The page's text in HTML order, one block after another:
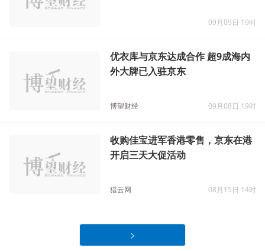
09月09日 19时
优衣库与京东达成合作 超9成海内
外大牌已入驻京东
博望财经 09月08日 19时
收购佳宝进军香港零售，京东在港
开启三天大促活动
猎云网 08月15日 14时